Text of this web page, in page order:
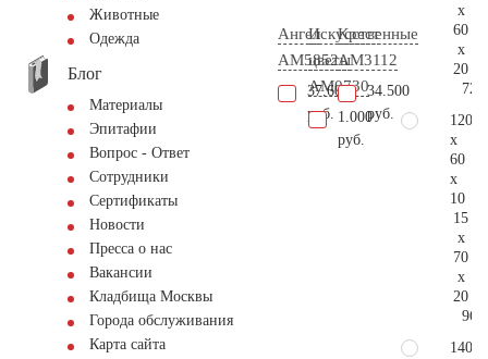
Животные
Одежда
Блог
Материалы
Эпитафии
Вопрос - Ответ
Сотрудники
Сертификаты
Новости
Пресса о нас
Вакансии
Кладбища Москвы
Города обслуживания
Карта сайта
Ангел
AM5852
37.600
руб.
Искусственные
цветы
AM0730
1.000
руб.
Крест
AM3112
34.500
руб.
x
60
x
20
120
x
60
x
10
15
x
70
x
20
140